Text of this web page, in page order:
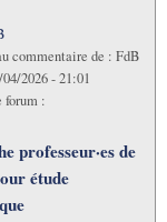
commentaire de : FdB
2026 - 21:01
forum :
professeur·es de
étude